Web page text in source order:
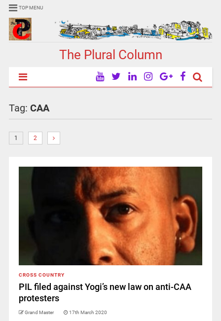
TOP MENU
The Plural Column
Tag: CAA
1 2
CROSS COUNTRY
PIL filed against Yogi’s new law on anti-CAA
protesters
Grand Master 17th March 2020